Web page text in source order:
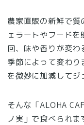
農家直販の新鮮で
ェラートやフード
回、味や香りが変
季節によって変わ
を微妙に加減してジ
そんな「ALOHA
ノ実」で食べられま